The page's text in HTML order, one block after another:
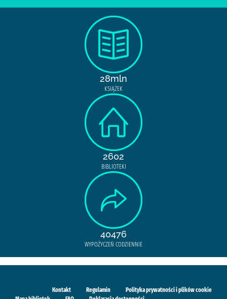
28mln
KSIĄŻEK
2602
BIBLIOTEKI
40476
WYPOŻYCZEŃ CODZIENNIE
Kontakt Regulamin
Polityka prywatności i plików cookie